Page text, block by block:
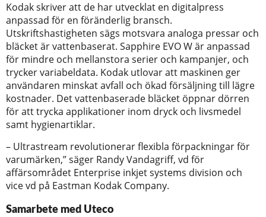
Kodak skriver att de har utvecklat en digitalpress
anpassad för en föränderlig bransch.
Utskriftshastigheten sägs motsvara analoga pressar och
bläcket är vattenbaserat. Sapphire EVO W är anpassad
för mindre och mellanstora serier och kampanjer, och
trycker variabeldata. Kodak utlovar att maskinen ger
användaren minskat avfall och ökad försäljning till lägre
kostnader. Det vattenbaserade bläcket öppnar dörren
för att trycka applikationer inom dryck och livsmedel
samt hygienartiklar.
– Ultrastream revolutionerar flexibla förpackningar för
varumärken,” säger Randy Vandagriff, vd för
affärsområdet Enterprise inkjet systems division och
vice vd på Eastman Kodak Company.
Samarbete med Uteco